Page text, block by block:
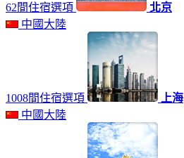
62間住宿選項
北京
中國大陸
1008間住宿選項
上海
中國大陸